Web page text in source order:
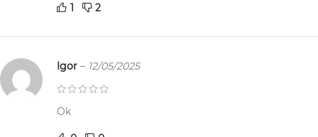
1 2
Igor – 12/05/2025
Ok